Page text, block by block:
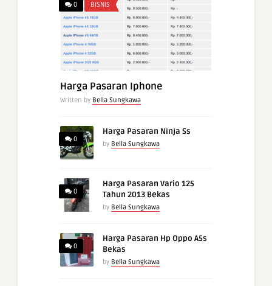
0 BISNIS
Harga Pasaran Iphone
Written by Bella Sungkawa
0
Harga Pasaran Ninja Ss
by Bella Sungkawa
0
Harga Pasaran Vario 125
Tahun 2013 Bekas
by Bella Sungkawa
0
Harga Pasaran Hp Oppo A5s
Bekas
by Bella Sungkawa